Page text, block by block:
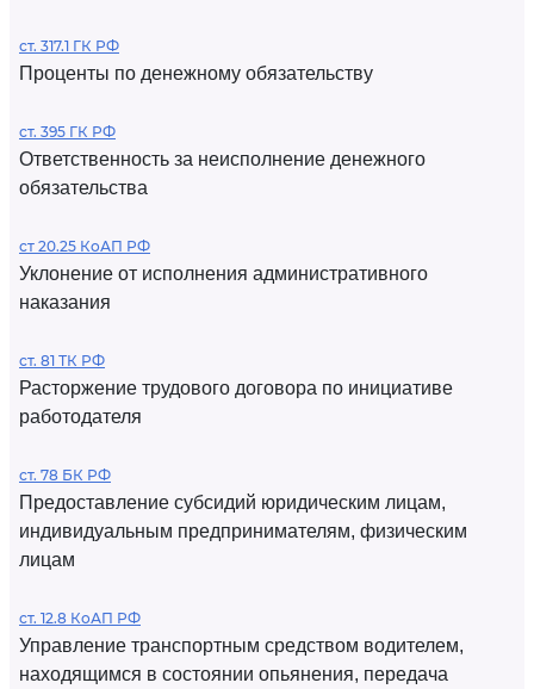
ст. 317.1 ГК РФ
Проценты по денежному обязательству
ст. 395 ГК РФ
Ответственность за неисполнение денежного
обязательства
ст 20.25 КоАП РФ
Уклонение от исполнения административного
наказания
ст. 81 ТК РФ
Расторжение трудового договора по инициативе
работодателя
ст. 78 БК РФ
Предоставление субсидий юридическим лицам,
индивидуальным предпринимателям, физическим
лицам
ст. 12.8 КоАП РФ
Управление транспортным средством водителем,
находящимся в состоянии опьянения, передача